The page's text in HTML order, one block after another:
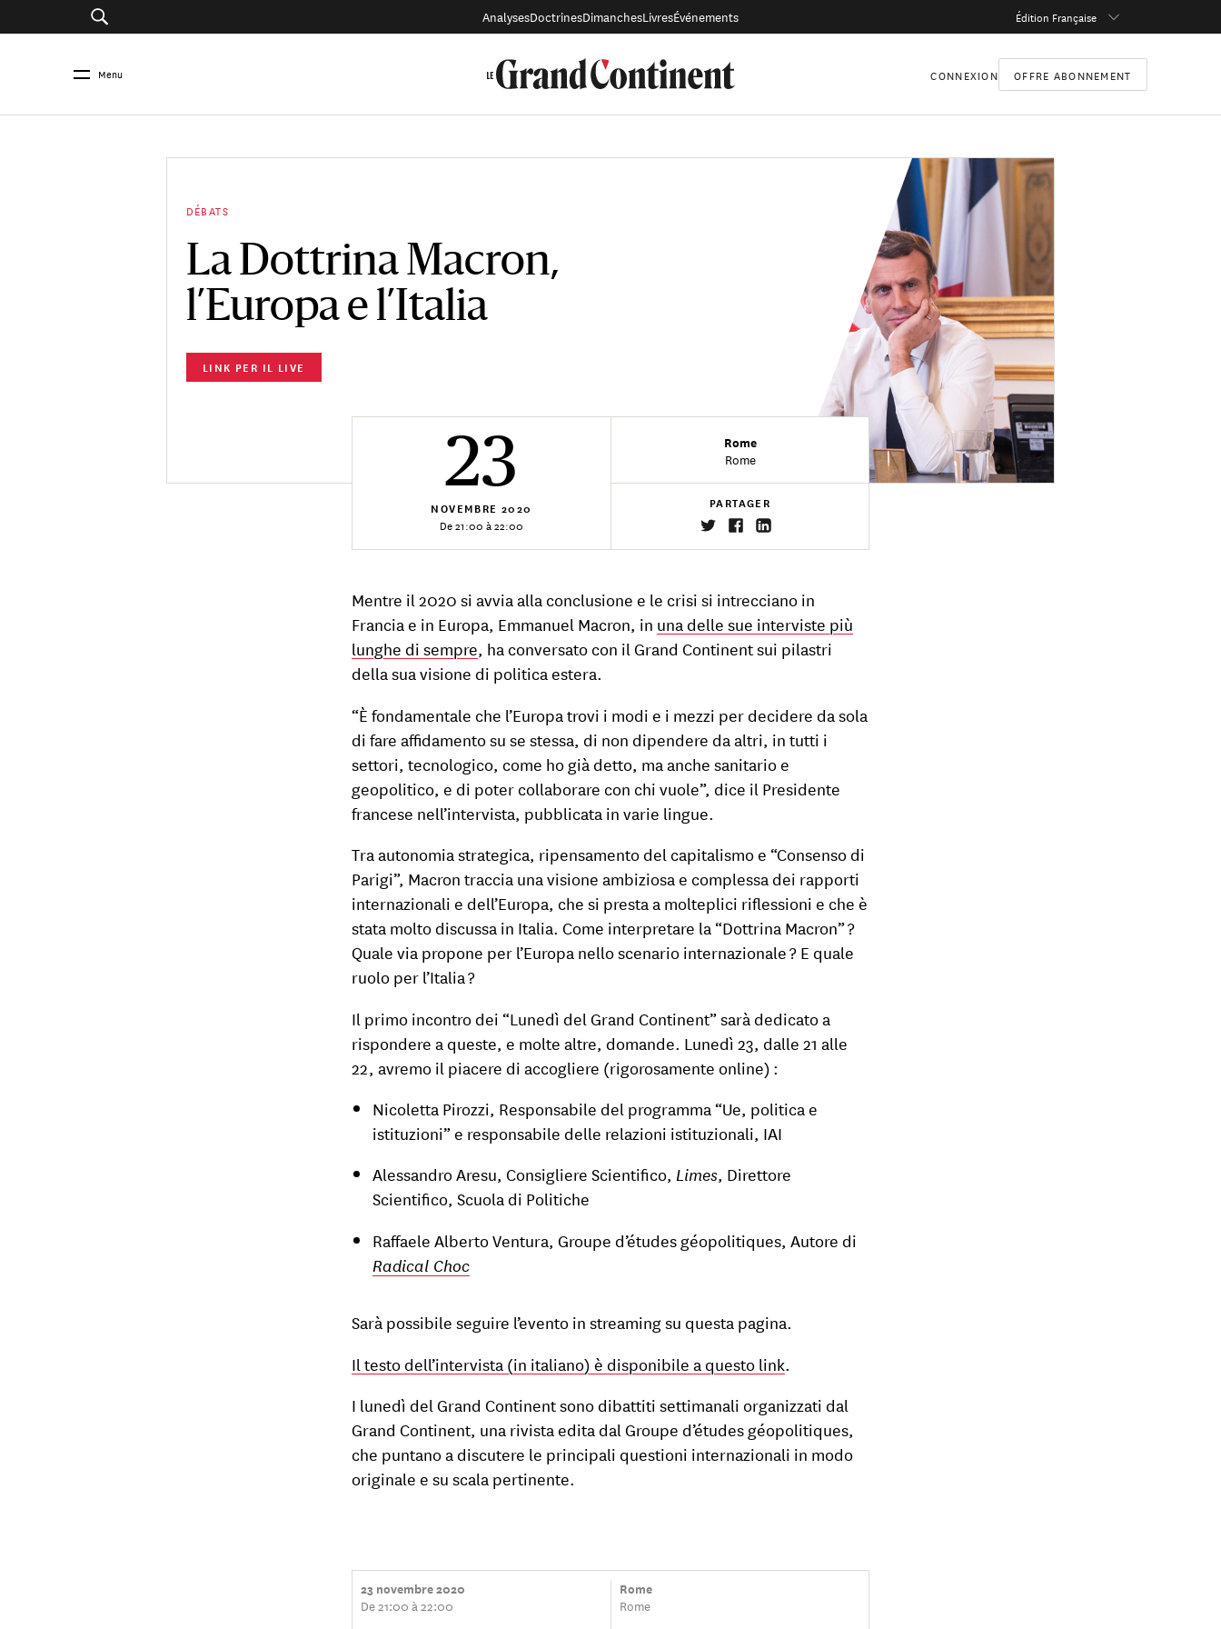
AnalysesDoctrinesDimanchesLivresÉvénements Édition Française
Menu CONNEXION OFFRE ABONNEMENT
DÉBATS
La Dottrina Macron,
l’Europa e l’Italia
LINK PER IL LIVE
23
NOVEMBRE 2020
De 21:00 à 22:00
Rome
Rome
PARTAGER
Mentre il 2020 si avvia alla conclusione e le crisi si intrecciano in
Francia e in Europa, Emmanuel Macron, in una delle sue interviste più
lunghe di sempre, ha conversato con il Grand Continent sui pilastri
della sua visione di politica estera.
“È fondamentale che l’Europa trovi i modi e i mezzi per decidere da sola
di fare affidamento su se stessa, di non dipendere da altri, in tutti i
settori, tecnologico, come ho già detto, ma anche sanitario e
geopolitico, e di poter collaborare con chi vuole”, dice il Presidente
francese nell’intervista, pubblicata in varie lingue.
Tra autonomia strategica, ripensamento del capitalismo e “Consenso di
Parigi”, Macron traccia una visione ambiziosa e complessa dei rapporti
internazionali e dell’Europa, che si presta a molteplici riflessioni e che è
stata molto discussa in Italia. Come interpretare la “Dottrina Macron” ?
Quale via propone per l’Europa nello scenario internazionale ? E quale
ruolo per l’Italia ?
Il primo incontro dei “Lunedì del Grand Continent” sarà dedicato a
rispondere a queste, e molte altre, domande. Lunedì 23, dalle 21 alle
22, avremo il piacere di accogliere (rigorosamente online) :
Nicoletta Pirozzi, Responsabile del programma “Ue, politica e
istituzioni” e responsabile delle relazioni istituzionali, IAI
Alessandro Aresu, Consigliere Scientifico, Limes, Direttore
Scientifico, Scuola di Politiche
Raffaele Alberto Ventura, Groupe d’études géopolitiques, Autore di
Radical Choc
Sarà possibile seguire l’evento in streaming su questa pagina.
Il testo dell’intervista (in italiano) è disponibile a questo link.
I lunedì del Grand Continent sono dibattiti settimanali organizzati dal
Grand Continent, una rivista edita dal Groupe d’études géopolitiques,
che puntano a discutere le principali questioni internazionali in modo
originale e su scala pertinente.
23 novembre 2020
De 21:00 à 22:00
Rome
Rome